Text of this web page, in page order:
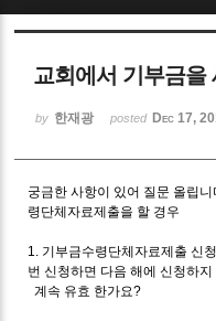
교회에서 기부금을
by 한재광 posted Dec 17,
궁금한 사항이 있어 질문 올립
령단체자료제출을 할 경우
1. 기부금수령단체자료제출 신
번 신청하면 다음 해에 신청하지
계속 유효 한가요?